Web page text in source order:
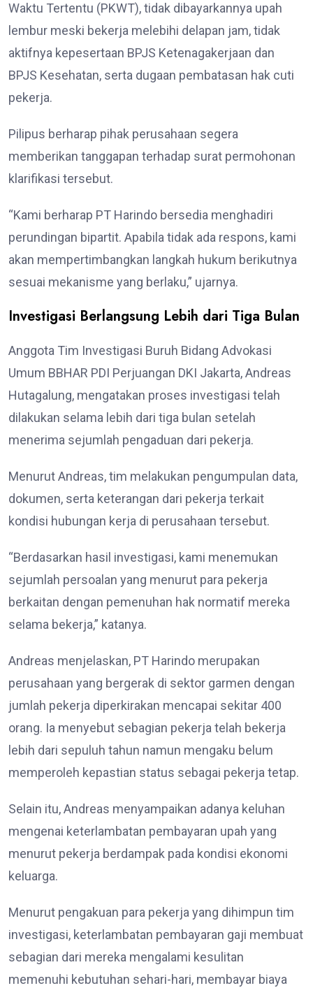
Waktu Tertentu (PKWT), tidak dibayarkannya upah
lembur meski bekerja melebihi delapan jam, tidak
aktifnya kepesertaan BPJS Ketenagakerjaan dan
BPJS Kesehatan, serta dugaan pembatasan hak cuti
pekerja.
Pilipus berharap pihak perusahaan segera
memberikan tanggapan terhadap surat permohonan
klarifikasi tersebut.
“Kami berharap PT Harindo bersedia menghadiri
perundingan bipartit. Apabila tidak ada respons, kami
akan mempertimbangkan langkah hukum berikutnya
sesuai mekanisme yang berlaku,” ujarnya.
Investigasi Berlangsung Lebih dari Tiga Bulan
Anggota Tim Investigasi Buruh Bidang Advokasi
Umum BBHAR PDI Perjuangan DKI Jakarta, Andreas
Hutagalung, mengatakan proses investigasi telah
dilakukan selama lebih dari tiga bulan setelah
menerima sejumlah pengaduan dari pekerja.
Menurut Andreas, tim melakukan pengumpulan data,
dokumen, serta keterangan dari pekerja terkait
kondisi hubungan kerja di perusahaan tersebut.
“Berdasarkan hasil investigasi, kami menemukan
sejumlah persoalan yang menurut para pekerja
berkaitan dengan pemenuhan hak normatif mereka
selama bekerja,” katanya.
Andreas menjelaskan, PT Harindo merupakan
perusahaan yang bergerak di sektor garmen dengan
jumlah pekerja diperkirakan mencapai sekitar 400
orang. Ia menyebut sebagian pekerja telah bekerja
lebih dari sepuluh tahun namun mengaku belum
memperoleh kepastian status sebagai pekerja tetap.
Selain itu, Andreas menyampaikan adanya keluhan
mengenai keterlambatan pembayaran upah yang
menurut pekerja berdampak pada kondisi ekonomi
keluarga.
Menurut pengakuan para pekerja yang dihimpun tim
investigasi, keterlambatan pembayaran gaji membuat
sebagian dari mereka mengalami kesulitan
memenuhi kebutuhan sehari-hari, membayar biaya